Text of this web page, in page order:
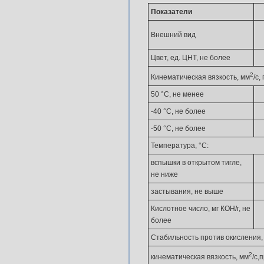
Показатели
Внешний вид
Цвет, ед. ЦНТ, не более
Кинематическая вязкость, мм2/с,
50 °С, не менее
-40 °С, не более
-50 °С, не более
Температура, °С:
вспышки в открытом тигле,
не ниже
застывания, не выше
Кислотное число, мг КОН/г, не
более
Стабильность против
кинематическая вязкость, мм2/